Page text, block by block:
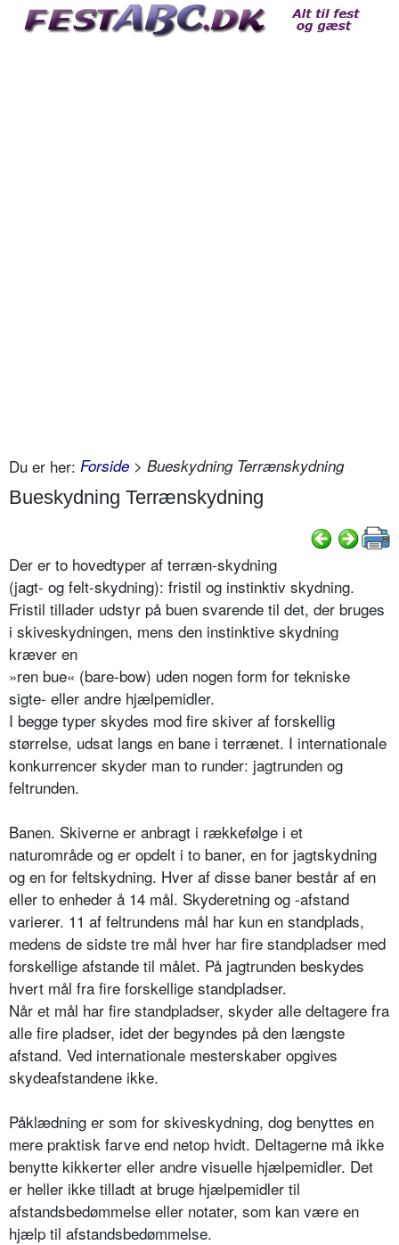
Du er her: Forside > Bueskydning Terrænskydning
Bueskydning Terrænskydning
Der er to hovedtyper af terræn-skydning
(jagt- og felt-skydning): fristil og instinktiv skydning.
Fristil tillader udstyr på buen svarende til det, der bruges
i skiveskydningen, mens den instinktive skydning
kræver en
»ren bue« (bare-bow) uden nogen form for tekniske
sigte- eller andre hjælpemidler.
I begge typer skydes mod fire skiver af forskellig
størrelse, udsat langs en bane i terrænet. I internationale
konkurrencer skyder man to runder: jagtrunden og
feltrunden.
Banen. Skiverne er anbragt i rækkefølge i et
naturområde og er opdelt i to baner, en for jagtskydning
og en for feltskydning. Hver af disse baner består af en
eller to enheder å 14 mål. Skyderetning og -afstand
varierer. 11 af feltrundens mål har kun en standplads,
medens de sidste tre mål hver har fire standpladser med
forskellige afstande til målet. På jagtrunden beskydes
hvert mål fra fire forskellige standpladser.
Når et mål har fire standpladser, skyder alle deltagere fra
alle fire pladser, idet der begyndes på den længste
afstand. Ved internationale mesterskaber opgives
skydeafstandene ikke.
Påklædning er som for skiveskydning, dog benyttes en
mere praktisk farve end netop hvidt. Deltagerne må ikke
benytte kikkerter eller andre visuelle hjælpemidler. Det
er heller ikke tilladt at bruge hjælpemidler til
afstandsbedømmelse eller notater, som kan være en
hjælp til afstandsbedømmelse.